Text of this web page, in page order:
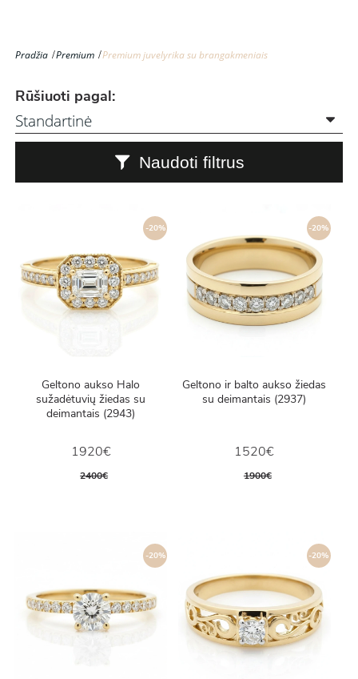
Pradžia Premium Premium juvelyrika su brangakmeniais
Rūšiuoti pagal:
Naudoti filtrus
-20%
Geltono aukso Halo
sužadėtuvių žiedas su
deimantais (2943)
1920€
2400€
-20%
Geltono ir balto aukso žiedas
su deimantais (2937)
1520€
1900€
-20% -20%